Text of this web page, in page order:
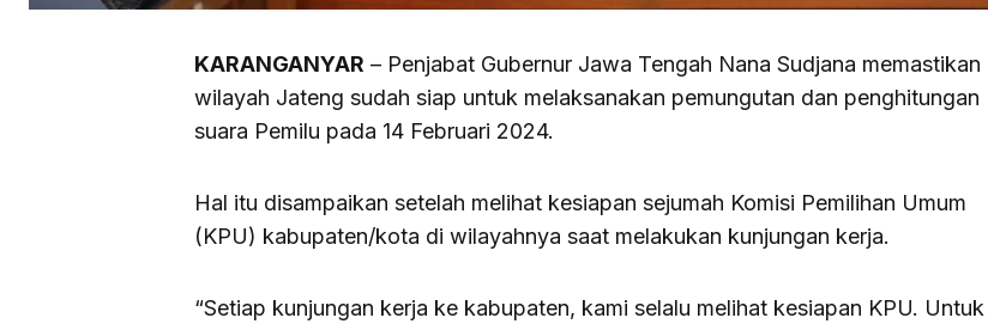
KARANGANYAR – Penjabat Gubernur Jawa Tengah Nana Sudjana memastikan
wilayah Jateng sudah siap untuk melaksanakan pemungutan dan penghitungan
suara Pemilu pada 14 Februari 2024.
Hal itu disampaikan setelah melihat kesiapan sejumah Komisi Pemilihan Umum
(KPU) kabupaten/kota di wilayahnya saat melakukan kunjungan kerja.
“Setiap kunjungan kerja ke kabupaten, kami selalu melihat kesiapan KPU. Untuk